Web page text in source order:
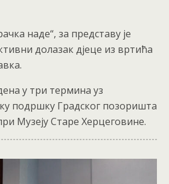
наде“, за представу је
долазак дјеце из вртића
у три термина уз
подршку Градског позоришта
Музеју Старе Херцеговине.